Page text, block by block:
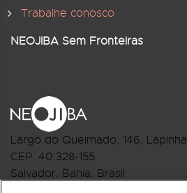
Trabalhe conosco
NEOJIBA Sem Fronteiras
Largo do Queimado, 146, Lapinha
CEP: 40.328-155
Salvador, Bahia, Brasil